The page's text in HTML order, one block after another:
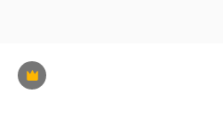
Premium